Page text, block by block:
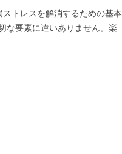
トレスを解消するための基本
な要素に違いありません。楽